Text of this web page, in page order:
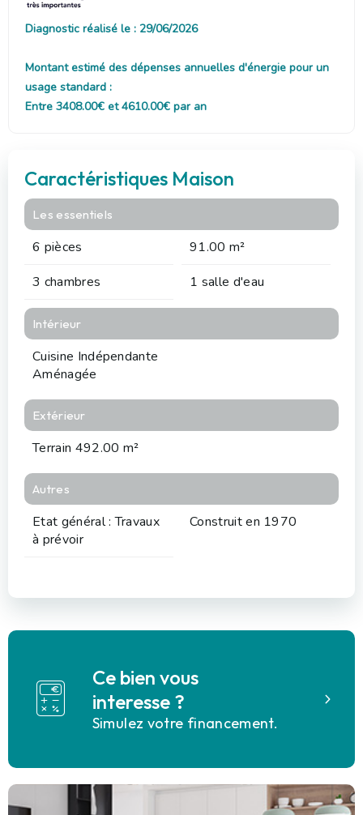
Diagnostic réalisé le : 29/06/2026
Montant estimé des dépenses annuelles d'énergie pour un
usage standard :
Entre 3408.00€ et 4610.00€ par an
Caractéristiques Maison
Les essentiels
6 pièces
91.00 m²
3 chambres
1 salle d'eau
Intérieur
Cuisine Indépendante
Aménagée
Extérieur
Terrain 492.00 m²
Autres
Etat général : Travaux
à prévoir
Construit en 1970
Ce bien vous
interesse ?
Simulez votre financement.